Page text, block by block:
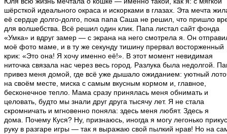
шёрсткой идеального окраса и искорками в глазах. Эта мечта
её сердце долго-долго, пока папа Саша не решил, что пришло
для волшебства. Всё решил один клик. Папа листал сайт фонда
«Умка» и вдруг замер — с экрана на него смотрела я. Он
моё фото маме, и в ту же секунду тишину прервал восторженный
крик: «Это она! Я хочу именно её!». В этот момент невидимая
ниточка связала нас через весь город. Разлука была недолгой.
привез меня домой, где всё уже дышало ожиданием: уютный
на своём месте, миска с самым вкусным кормом и, главное,
бесконечное тепло. Мама сразу принялась меня обнимать и
целовать, будто мы знали друг друга тысячу лет. Я не стала
скромничать и мгновенно поняла: здесь меня любят. Здесь я
дома. Почему Куся? Ну, признаюсь, иногда я могу легонько
руку в разгаре игры — так я выражаю свой пылкий нрав! Но на